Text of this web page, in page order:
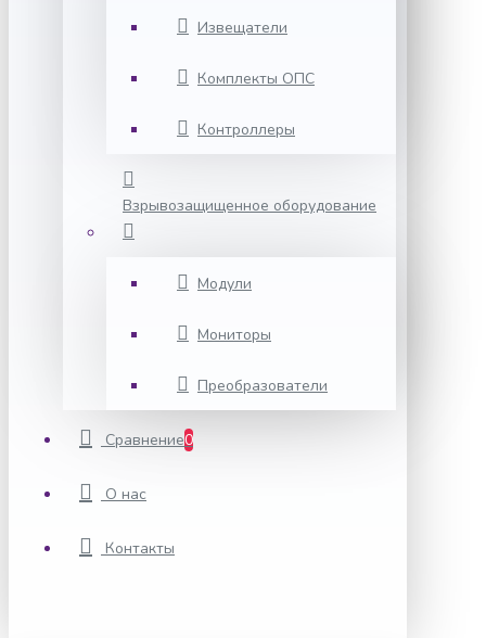
Извещатели
Комплекты ОПС
Контроллеры
Взрывозащищенное оборудование
Модули
Мониторы
Преобразователи
Сравнение0
О нас
Контакты